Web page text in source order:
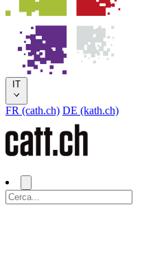
IT
FR (cath.ch) DE (kath.ch)